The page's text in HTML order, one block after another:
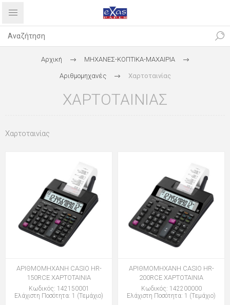
Αρχική ΜΗΧΑΝΕΣ-ΚΟΠΤΙΚΑ-ΜΑΧΑΙΡΙΑ
Αριθμομηχανές Χαρτοταινίας
ΧΑΡΤΟΤΑΙΝΊΑΣ
Χαρτοταινίας
ΑΡΙΘΜΟΜΗΧΑΝΗ CASIO HR-
150RCE ΧΑΡΤΟΤΑΙΝΙΑ
Κωδικός: 142150001
Ελάχιστη Ποσότητα: 1 (Τεμάχιο)
ΑΡΙΘΜΟΜΗΧΑΝΗ CASIO HR-
200RCE ΧΑΡΤΟΤΑΙΝΙΑ
Κωδικός: 142200000
Ελάχιστη Ποσότητα: 1 (Τεμάχιο)